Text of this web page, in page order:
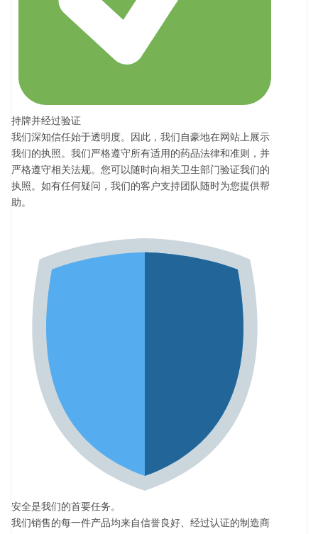
持牌并经过验证
我们深知信任始于透明度。因此，我们自豪地在网站上展示
我们的执照。我们严格遵守所有适用的药品法律和准则，并
严格遵守相关法规。您可以随时向相关卫生部门验证我们的
执照。如有任何疑问，我们的客户支持团队随时为您提供帮
助。
安全是我们的首要任务。
我们销售的每一件产品均来自信誉良好、经过认证的制造商